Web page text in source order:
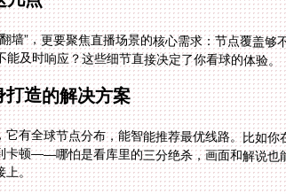
墙”，更要聚焦直播场景的核心需求：节点覆盖够
及时响应？这些细节直接决定了你看球的体验。
造的解决方案
有全球节点分布，能智能推荐最优线路。比如你
觉不到卡顿——哪怕是看库里的三分绝杀，画面和解说
上。